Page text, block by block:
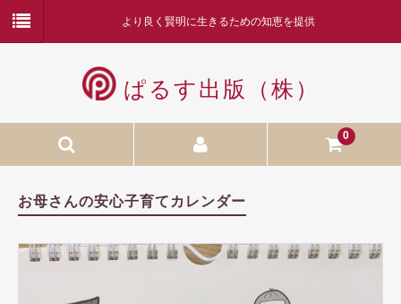
より良く賢明に生きるための知恵を提供
ぱるす出版（株）
0
本
カレンダー
お母さんの安心子育てカレンダー